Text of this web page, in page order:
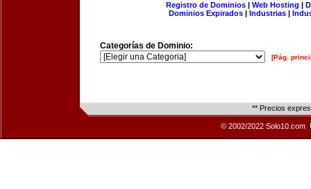
Registro de Dominios| Web Hosting |
Dominios Expirados | Industrias |
Categorías de Dominio:
[Pág.
** Precios
© 2002/2022 Solo10.com